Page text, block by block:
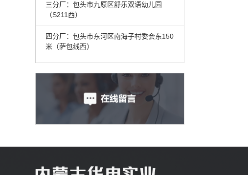
三分厂：包头市九原区舒乐双语幼儿园
（S211西）
四分厂：包头市东河区南海子村委会东150
米（萨包线西）